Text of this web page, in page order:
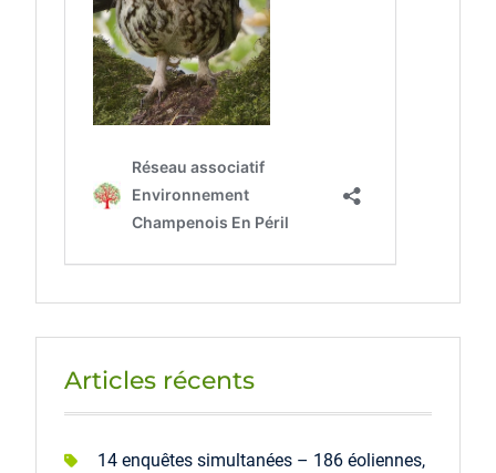
Articles récents
14 enquêtes simultanées – 186 éoliennes,